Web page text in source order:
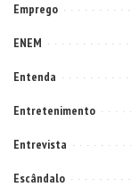
Emprego
ENEM
Entenda
Entretenimento
Entrevista
Escândalo